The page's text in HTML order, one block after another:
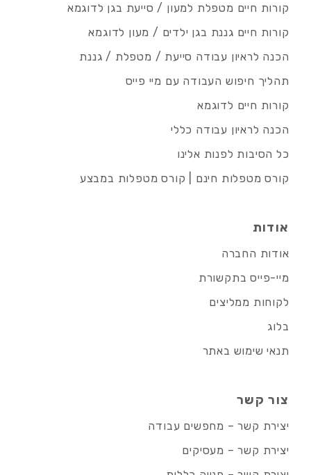
קורות חיים מטפלת למעון / סייעת בגן לדוגמא
קורות חיים גננת בגן ילדים / מעון לדוגמא
הכנה לראיון עבודה סייעת / מטפלת / גננת
תהליך חיפוש העבודה עם מיי פייס
קורות חיים לדוגמא
הכנה לראיון עבודה כללי
כל הסיבות לפנות אלינו
קורס מטפלות חינם | קורס מטפלות במבצע
אודות
אודות החברה
מיי-פייס בתקשורת
לקוחות ממליצים
בלוג
תנאי שימוש באתר
צור קשר
יצירת קשר – מחפשים עבודה
יצירת קשר – מעסיקים